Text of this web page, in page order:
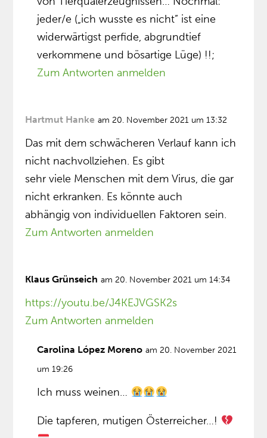
jeder/e („ich wusste es nicht” ist eine
widerwärtigst perfide, abgrundtief
verkommene und bösartige Lüge) !!;
Zum Antworten anmelden
Hartmut Hanke am 20. November 2021 um 13:32
Das mit dem schwächeren Verlauf kann ich
nicht nachvollziehen. Es gibt
sehr viele Menschen mit dem Virus, die gar
nicht erkranken. Es könnte auch
abhängig von individuellen Faktoren sein.
Zum Antworten anmelden
Klaus Grünseich am 20. November 2021 um 14:34
https://youtu.be/J4KEJVGSK2s
Zum Antworten anmelden
Carolina López Moreno am 20. November 2021
um 19:26
Ich muss weinen…
Die tapferen, mutigen Österreicher…!